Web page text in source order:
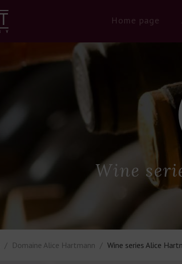
Home page
Wine
Domaine Alice Hartmann Wine series Alice